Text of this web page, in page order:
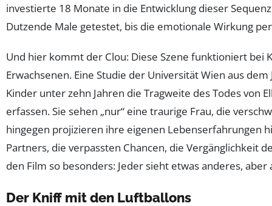
investierte 18 Monate in die Entwicklung dieser
Dutzende Male getestet, bis die emotionale Wirkung
Und hier kommt der Clou: Diese Szene funktioniert bei
Erwachsenen. Eine Studie der Universität Wien aus dem
Kinder unter zehn Jahren die Tragweite des Todes von
erfassen. Sie sehen „nur“ eine traurige Frau, die
hingegen projizieren ihre eigenen Lebenserfahrungen
Partners, die verpassten Chancen, die Vergänglichkeit
den Film so besonders: Jeder sieht etwas anderes,
Der Kniff mit den Luftballons